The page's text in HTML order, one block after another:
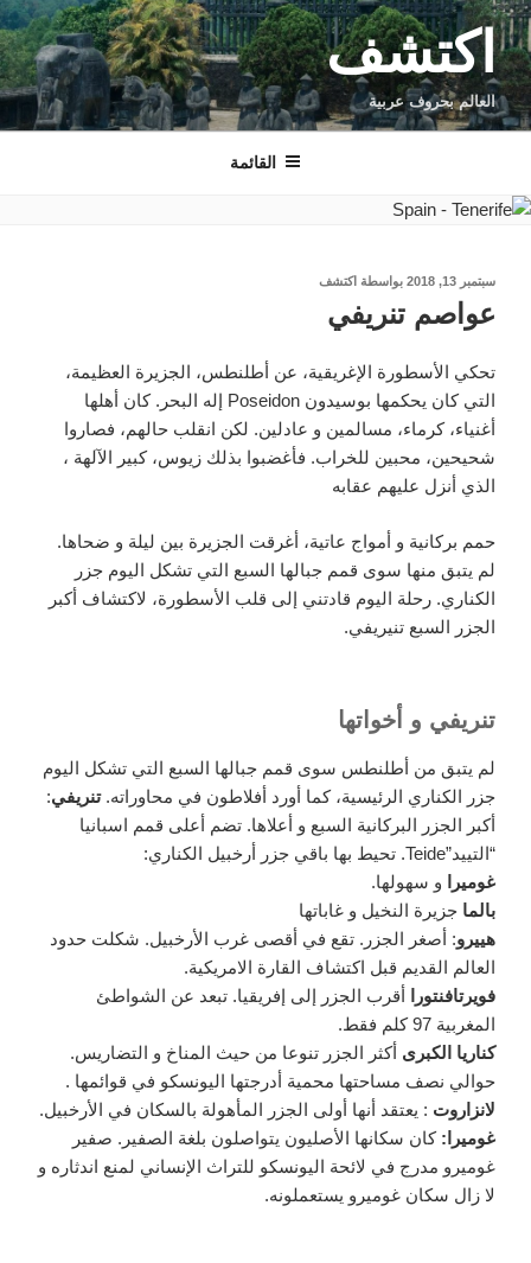
التجاوز
إلى
المحتوىاكتشف
العالم بحروف عربية
القائمة
نُشر
سبتمبر 13, 2018 بواسطة اكتشف
عواصم تنريفي
تحكي الأسطورة الإغريقية، عن أطلنطس، الجزيرة العظيمة،
التي كان يحكمها بوسيدون Poseidon إله البحر. كان أهلها
أغنياء، كرماء، مسالمين و عادلين. لكن انقلب حالهم، فصاروا
شحيحين، محبين للخراب. فأغضبوا بذلك زيوس، كبير الآلهة ،
الذي أنزل عليهم عقابه
حمم بركانية و أمواج عاتية، أغرقت الجزيرة بين ليلة و ضحاها.
لم يتبق منها سوى قمم جبالها السبع التي تشكل اليوم جزر
الكناري. رحلة اليوم قادتني إلى قلب الأسطورة، لاكتشاف أكبر
الجزر السبع تنيريفي.
تنريفي و أخواتها
لم يتبق من أطلنطس سوى قمم جبالها السبع التي تشكل اليوم
جزر الكناري الرئيسية، كما أورد أفلاطون في محاوراته.تنريفي:
أكبر الجزر البركانية السبع و أعلاها. تضم أعلى قمم اسبانيا
“التييد”Teide. تحيط بها باقي جزر أرخبيل الكناري:
غوميرا
و سهولها.
بالما جزيرة النخيل و غاباتها
هييرو: أصغر الجزر. تقع في أقصى غرب الأرخبيل. شكلت حدود
العالم القديم قبل اكتشاف القارة الامريكية.
فويرتافنتورا
أقرب الجزر إلى إفريقيا. تبعد عن الشواطئ
المغربية 97 كلم فقط.
كناريا الكبرى أكثر الجزر تنوعا من حيث المناخ و التضاريس.
حوالي نصف مساحتها محمية أدرجتها اليونسكو في قوائمها .
لانزاروت : يعتقد أنها أولى الجزر المأهولة بالسكان في الأرخبيل.
غوميرا: كان سكانها الأصليون يتواصلون بلغة الصفير. صفير
غوميرو مدرج في لائحة اليونسكو للتراث الإنساني لمنع اندثاره و
لا زال سكان غوميرو يستعملونه.